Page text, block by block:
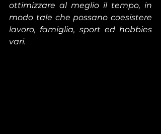
ottimizzare al meglio il tempo, in
modo tale che possano coesistere
lavoro, famiglia, sport ed hobbies
vari.